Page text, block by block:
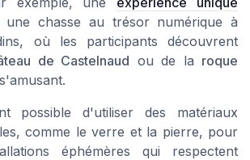
une chasse au trésor numérique à
où les participants découvrent
de Castelnaud ou de la roque
possible d'utiliser des matériaux
comme le verre et la pierre, pour
éphémères qui respectent